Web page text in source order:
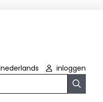
nederlands
inloggen